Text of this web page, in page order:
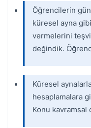
Öğrencilerin
küresel ayna
vermelerini
değindik.
Küresel
hesaplamalara
Konu kavramsal